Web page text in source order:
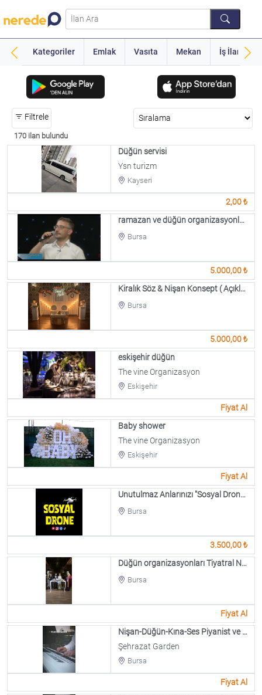
Kategoriler Emlak Vasıta Mekan İş İlanı
Filtrele
170 ilan bulundu
Düğün servisi
Ysn turizm
Kayseri
2,00 ₺
ramazan ve düğün organizasyonları
Bursa
5.000,00 ₺
Kiralık Söz & Nişan Konsept ( Açıklamayı Okuyun )
Bursa
5.000,00 ₺
eskişehir düğün
The vine Organizasyon
Eskişehir
Fiyat Al
Baby shower
The vine Organizasyon
Eskişehir
Fiyat Al
Unutulmaz Anlarınızı "Sosyal Drone" İle Ölümsüzleştirin...
Bursa
3.500,00 ₺
Düğün organizasyonları Tiyatral Nikah
Bursa
Fiyat Al
Nişan-Düğün-Kına-Ses Piyanist ve Müzisyen
Şehrazat Garden
Bursa
Fiyat Al